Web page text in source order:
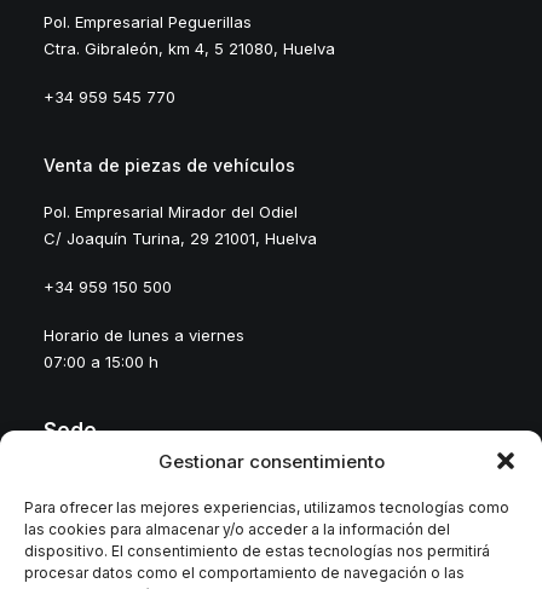
Gestionar consentimiento
Para ofrecer las mejores experiencias, utilizamos tecnologías como
las cookies para almacenar y/o acceder a la información del
dispositivo. El consentimiento de estas tecnologías nos permitirá
procesar datos como el comportamiento de navegación o las
Pol. Empresarial Peguerillas
Ctra. Gibraleón, km 4, 5 21080, Huelva
+34 959 545 770
Venta de piezas de vehículos
Pol. Empresarial Mirador del Odiel
C/ Joaquín Turina, 29 21001, Huelva
+34 959 150 500
Horario de lunes a viernes
07:00 a 15:00 h
Sede
Oficinas Centrales
Pol. Empresarial Mirador del Odiel
C/ Joaquín Turina, 29, 21001 Huelva